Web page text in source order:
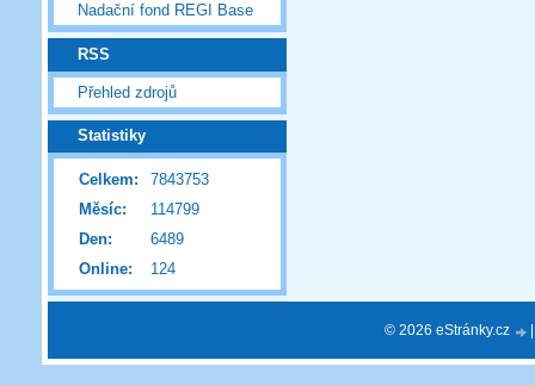
Nadační fond REGI Base
RSS
Přehled zdrojů
Statistiky
Online: 124
Celkem:
7843753
Měsíc:
114799
Den:
6489
© 2026 eStránky.cz